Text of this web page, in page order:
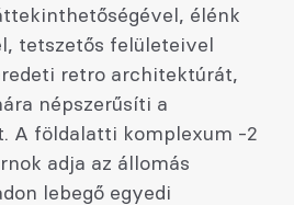
élénk
tetszetős felületeivel
retro architektúrát,
népszerűsíti a
A földalatti komplexum -2
adja az állomás
lebegő egyedi